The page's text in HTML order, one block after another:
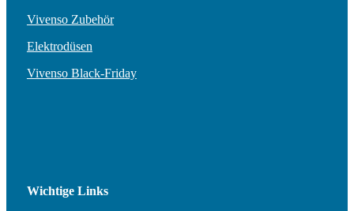
Vivenso Zubehör
Elektrodüsen
Vivenso Black-Friday
Wichtige Links